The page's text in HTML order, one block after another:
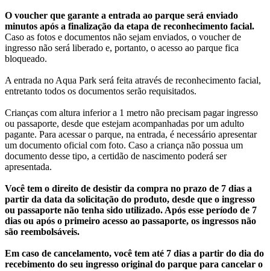
O voucher que garante a entrada ao parque será enviado
minutos após a finalização da etapa de reconhecimento facial.
Caso as fotos e documentos não sejam enviados, o voucher de
ingresso não será liberado e, portanto, o acesso ao parque fica
bloqueado.
A entrada no Aqua Park será feita através de reconhecimento facial,
entretanto todos os documentos serão requisitados.
Crianças com altura inferior a 1 metro não precisam pagar ingresso
ou passaporte, desde que estejam acompanhadas por um adulto
pagante. Para acessar o parque, na entrada, é necessário apresentar
um documento oficial com foto. Caso a criança não possua um
documento desse tipo, a certidão de nascimento poderá ser
apresentada.
Você tem o direito de desistir da compra no prazo de 7 dias a
partir da data da solicitação do produto, desde que o ingresso
ou passaporte não tenha sido utilizado. Após esse período de 7
dias ou após o primeiro acesso ao passaporte, os ingressos não
são reembolsáveis.
Em caso de cancelamento, você tem até 7 dias a partir do dia do
recebimento do seu ingresso original do parque para cancelar o